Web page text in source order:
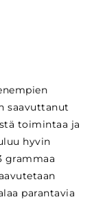
saavuttanut
toimintaa ja
hyvin
grammaa
parantavia